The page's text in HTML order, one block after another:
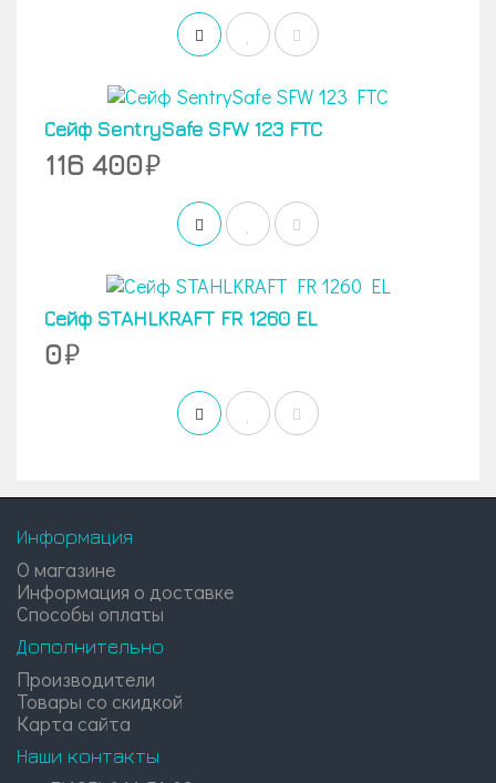
Сейф SentrySafe SFW 123 FTC
116 400
Сейф STAHLKRAFT FR 1260 EL
0
Информация
О магазине
Информация о доставке
Способы оплаты
Дополнительно
Производители
Товары со скидкой
Карта сайта
Наши контакты